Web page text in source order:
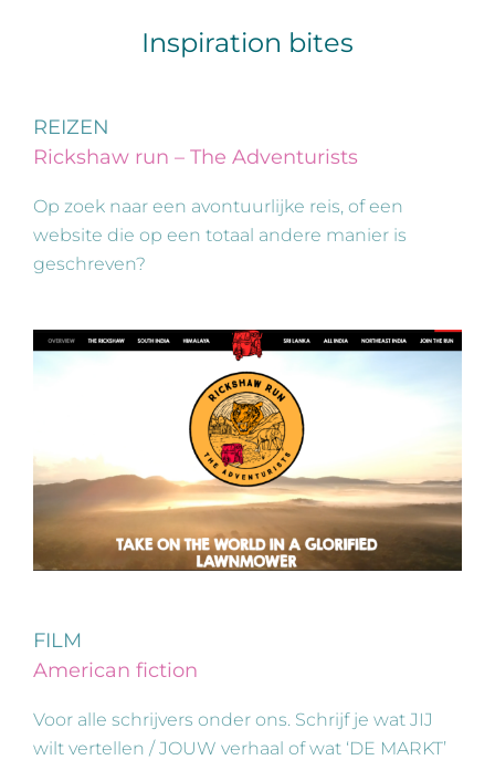
Inspiration bites
REIZEN
Rickshaw run – The Adventurists
Op zoek naar een avontuurlijke reis, of een
website die op een totaal andere manier is
geschreven?
FILM
American fiction
Voor alle schrijvers onder ons. Schrijf je wat JIJ
wilt vertellen / JOUW verhaal of wat ‘DE MARKT’